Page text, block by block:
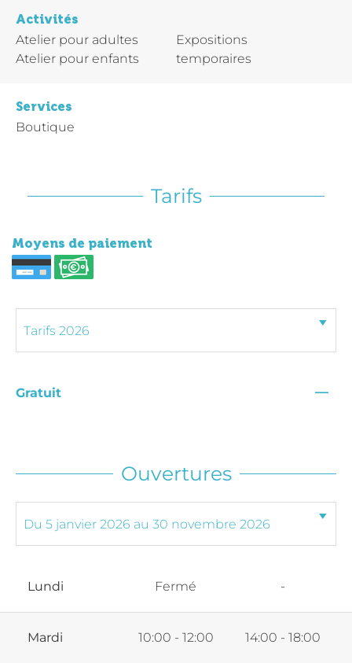
Activités
Atelier pour adultes
Atelier pour enfants
Expositions
temporaires
Services
Boutique
Tarifs
Moyens de paiement
Gratuit —
Ouvertures
Lundi Fermé -
Mardi 10:00 - 12:00 14:00 - 18:00